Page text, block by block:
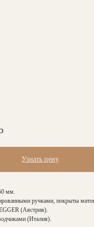
Узнать цену
мм.
ручками, покрыты
(Австрия).
(Италия).